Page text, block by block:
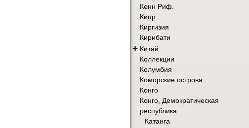
Кенн Риф.
Кипр
Киргизия
Кирибати
+ Китай
Коллекции
Колумбия
Коморские острова
Конго
Конго, Демократическая
республика
Катанга